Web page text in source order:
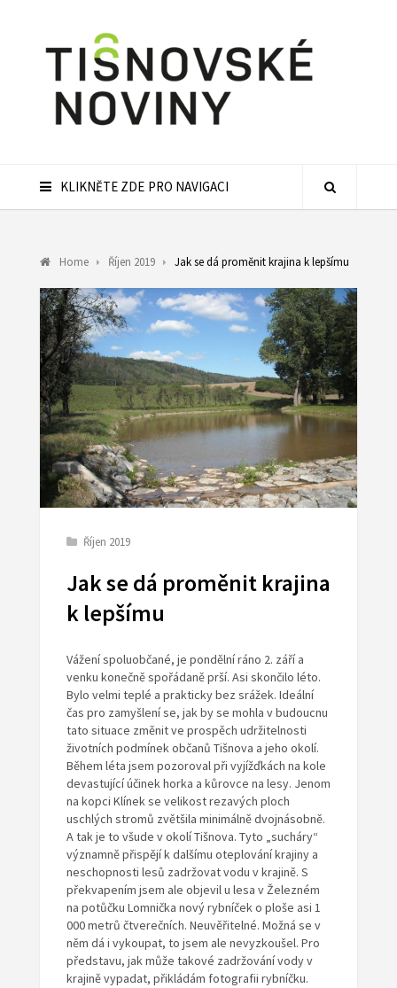
KLIKNĚTE ZDE PRO NAVIGACI
Home Říjen 2019 Jak se dá proměnit krajina k lepšímu
Říjen 2019
Jak se dá proměnit krajina
k lepšímu
Vážení spoluobčané, je pondělní ráno 2. září a
venku konečně spořádaně prší. Asi skončilo léto.
Bylo velmi teplé a prakticky bez srážek. Ideální
čas pro zamyšlení se, jak by se mohla v budoucnu
tato situace změnit ve prospěch udržitelnosti
životních podmínek občanů Tišnova a jeho okolí.
Během léta jsem pozoroval při vyjížďkách na kole
devastující účinek horka a kůrovce na lesy. Jenom
na kopci Klínek se velikost rezavých ploch
uschlých stromů zvětšila minimálně dvojnásobně.
A tak je to všude v okolí Tišnova. Tyto „sucháry“
významně přispějí k dalšímu oteplování krajiny a
neschopnosti lesů zadržovat vodu v krajině. S
překvapením jsem ale objevil u lesa v Železném
na potůčku Lomnička nový rybníček o ploše asi 1
000 metrů čtverečních. Neuvěřitelné. Možná se v
něm dá i vykoupat, to jsem ale nevyzkoušel. Pro
představu, jak může takové zadržování vody v
krajině vypadat, přikládám fotografii rybníčku.